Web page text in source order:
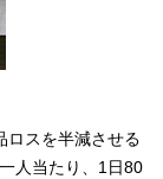
ロスを半減させる
人当たり、1日80